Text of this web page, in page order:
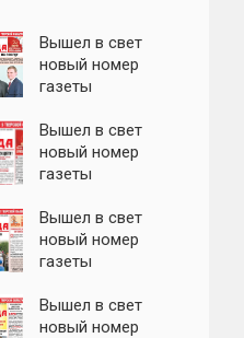
Вышел в свет
новый номер
газеты
правда"
Вышел в свет
новый номер
газеты
правда"
Вышел в свет
новый номер
газеты
правда"
Вышел в свет
новый номер